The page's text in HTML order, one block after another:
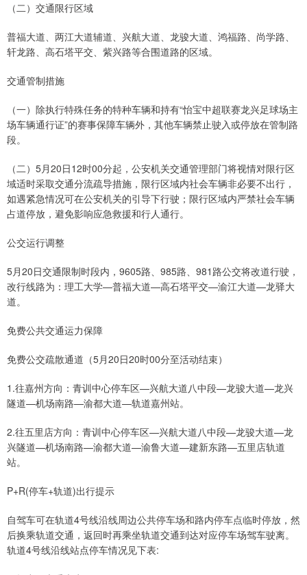
（二）交通限行区域
普福大道、两江大道辅道、兴航大道、龙骏大道、鸿福路、尚学路、
轩龙路、高石塔平交、紫兴路等合围道路的区域。
交通管制措施
（一）除执行特殊任务的特种车辆和持有“怡宝中超联赛龙兴足球场主
场车辆通行证”的赛事保障车辆外，其他车辆禁止驶入或停放在管制路
段。
（二）5月20日12时00分起，公安机关交通管理部门将视情对限行区
域适时采取交通分流疏导措施，限行区域内社会车辆非必要不出行，
如遇紧急情况可在公安机关的引导下行驶；限行区域内严禁社会车辆
占道停放，避免影响应急救援和行人通行。
公交运行调整
5月20日交通限制时段内，9605路、985路、981路公交将改道行驶，
改行线路为：理工大学—普福大道—高石塔平交—渝江大道—龙驿大
道。
免费公共交通运力保障
免费公交疏散通道（5月20日20时00分至活动结束）
1.往嘉州方向：青训中心停车区—兴航大道八中段—龙骏大道—龙兴
隧道—机场南路—渝都大道—轨道嘉州站。
2.往五里店方向：青训中心停车区—兴航大道八中段—龙骏大道—龙
兴隧道—机场南路—渝都大道—渝鲁大道—建新东路—五里店轨道
站。
P+R(停车+轨道)出行提示
自驾车可在轨道4号线沿线周边公共停车场和路内停车点临时停放，然
后换乘轨道交通，返回时再乘坐轨道交通到达对应停车场驾车驶离。
轨道4号线沿线站点停车情况见下表: